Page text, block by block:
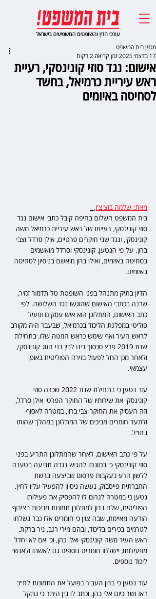
עורכי הדין והשופטים המשפיעים בישראל
אישום: נגד סוזי קונינסקי, רעיית
ראש עיריית כרמיאל, בחשד
לסחיטה באיומים
מגזין בית המשפט
17 בדצמ׳ 2025
זמן קריאה 2 דקות
מאת: שלמה בוצ'צ'ו,
בית המשפט השלום בחיפה קיבל כתבי אישום נגד
סוזי קונינסקי, רעייתו של ראש עיריית כרמיאל משה
קונינסקי, ונגד שני חוקרים פרטיים, אילן סרדל וצבי
ברון. על פי הנטען, קונינסקי וסרדל מואשמים
בסחיטה באיומים, ואילו ברון מואשם בניסיון לסחיטה
באיומים.
הדיון בתיק מתנהל בפני השופטת טל תדמור זמיר,
שדנה בכתבי האישום שהוגשו נגד השלושה. לפי
כתב האישום, המתלונן הוא איש עסקים ופעיל
פוליטי במפלגת הליכוד בכרמיאל, שבעבר היה מקורב
לראש העיר ואף שימש כראש המטה שלו. בתחילת
שנת 2019 פרץ סכסוך בינו לבין בני הזוג קונינסקי,
ולאחר מכן החל לפעול בזירה הפוליטית באופן
עצמאי.
עוד נטען כי בתחילת שנת 2022 שכרה סוזי
קונינסקי את שירותיו של החוקר הפרטי אילן סרדל,
וזה העסיק את החוקר צבי ברון, במטרה לאסוף
ולתעד חומרים מביכים של המתלונן במהלך שהותו
בחו״ל.
על פי כתב האישום, לאחר שהמתלונן התריע בפני
סוזי קונינסקי כי בכוונתו להגיש נגדה תביעה בטענה
ללשון הרע בעקבות פרסום שביצעה ברשת
החברתית פייסבוק, נעשה ניסיון להפעיל עליו לחץ.
נטען כי במטרה לגרום לו להפסיק את פעילותו
הפוליטית, שלח ברון למתלונן תמונות מביכות בצירוף
הודעה מאיימת, שבה צוין כי חומרים אלו כבר נשלחו
לגורמים בכירים בליכוד, ובהם מירי רגב, ניר ברקת,
ראש העיר משה קונינסקי ואלי כהן, וכי אם לא יחדל
מפעילותו, יישלחו חומרים נוספים גם לאשתו ולאנשי
ליכוד נוספים.
עוד נטען כי ברון העביר בפועל את התמונות לח״כ
דאז ושר כיום אלי כהן, וכתב לו בין היתר כי נתקל